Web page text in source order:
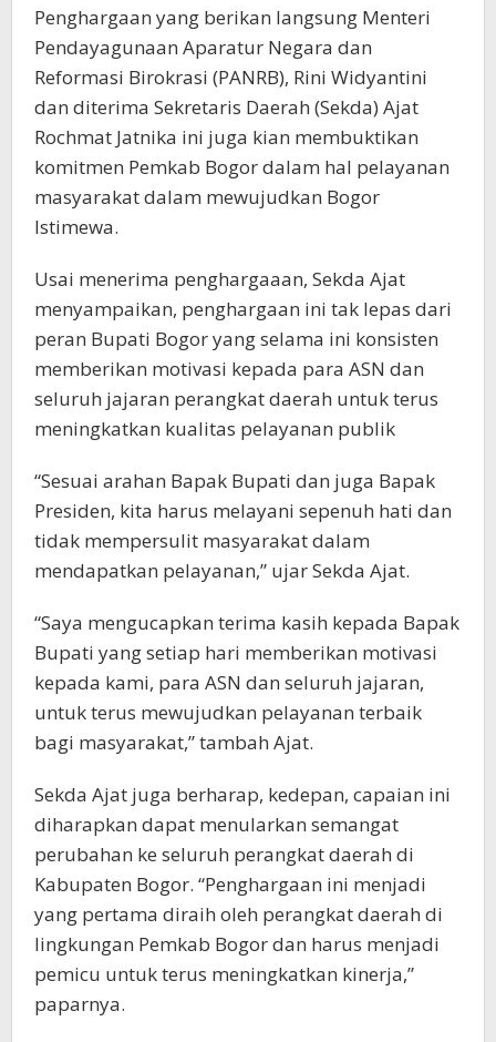
Penghargaan yang berikan langsung Menteri
Pendayagunaan Aparatur Negara dan
Reformasi Birokrasi (PANRB), Rini Widyantini
dan diterima Sekretaris Daerah (Sekda) Ajat
Rochmat Jatnika ini juga kian membuktikan
komitmen Pemkab Bogor dalam hal pelayanan
masyarakat dalam mewujudkan Bogor
Istimewa.
Usai menerima penghargaaan, Sekda Ajat
menyampaikan, penghargaan ini tak lepas dari
peran Bupati Bogor yang selama ini konsisten
memberikan motivasi kepada para ASN dan
seluruh jajaran perangkat daerah untuk terus
meningkatkan kualitas pelayanan publik
“Sesuai arahan Bapak Bupati dan juga Bapak
Presiden, kita harus melayani sepenuh hati dan
tidak mempersulit masyarakat dalam
mendapatkan pelayanan,” ujar Sekda Ajat.
“Saya mengucapkan terima kasih kepada Bapak
Bupati yang setiap hari memberikan motivasi
kepada kami, para ASN dan seluruh jajaran,
untuk terus mewujudkan pelayanan terbaik
bagi masyarakat,” tambah Ajat.
Sekda Ajat juga berharap, kedepan, capaian ini
diharapkan dapat menularkan semangat
perubahan ke seluruh perangkat daerah di
Kabupaten Bogor. “Penghargaan ini menjadi
yang pertama diraih oleh perangkat daerah di
lingkungan Pemkab Bogor dan harus menjadi
pemicu untuk terus meningkatkan kinerja,”
paparnya.